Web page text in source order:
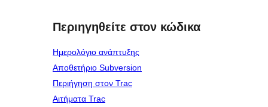
Περιηγηθείτε στον κώδικα
Ημερολόγιο ανάπτυξης
Αποθετήριο Subversion
Περιήγηση στον Trac
Αιτήματα Trac